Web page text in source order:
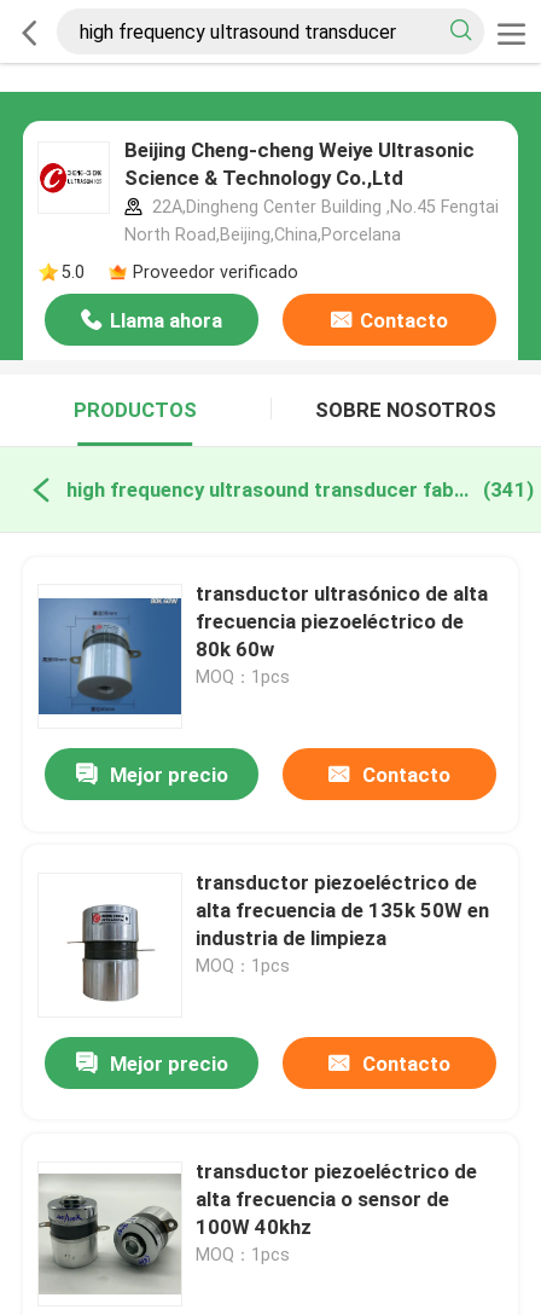
Beijing Cheng-cheng Weiye Ultrasonic
Science & Technology Co.,Ltd
22A,Dingheng Center Building ,No.45 Fengtai
North Road,Beijing,China,Porcelana
5.0
Proveedor verificado
Llama ahora Contacto
PRODUCTOS SOBRE NOSOTROS
high frequency ultrasound transducer fabricación en línea (341)
transductor ultrasónico de alta
frecuencia piezoeléctrico de
80k 60w
MOQ：1pcs
Mejor precio Contacto
transductor piezoeléctrico de
alta frecuencia de 135k 50W en
industria de limpieza
MOQ：1pcs
Mejor precio Contacto
transductor piezoeléctrico de
alta frecuencia o sensor de
100W 40khz
MOQ：1pcs